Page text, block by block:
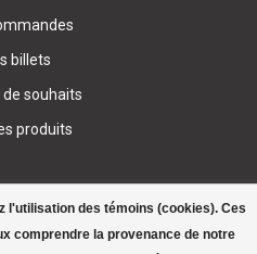
l'utilisation des témoins (cookies). Ces
comprendre la provenance de notre
billets
de souhaits
produits